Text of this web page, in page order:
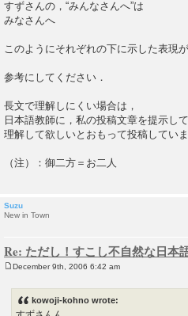
すずさんの，“みんなさんへ”は
みなさんへ
このようにそれぞれの下に示した表現
参考にしてください．
長文で理解しにくい場合は，
日本語教師に，私の投稿文章を提示し
理解して欲しいとおもって投稿していま
（注）：御二方＝お二人
Suzu
New in Town
Re: ただし！すこし不自然な日本
December 9th, 2006 6:42 am
kowoji-kohno wrote: